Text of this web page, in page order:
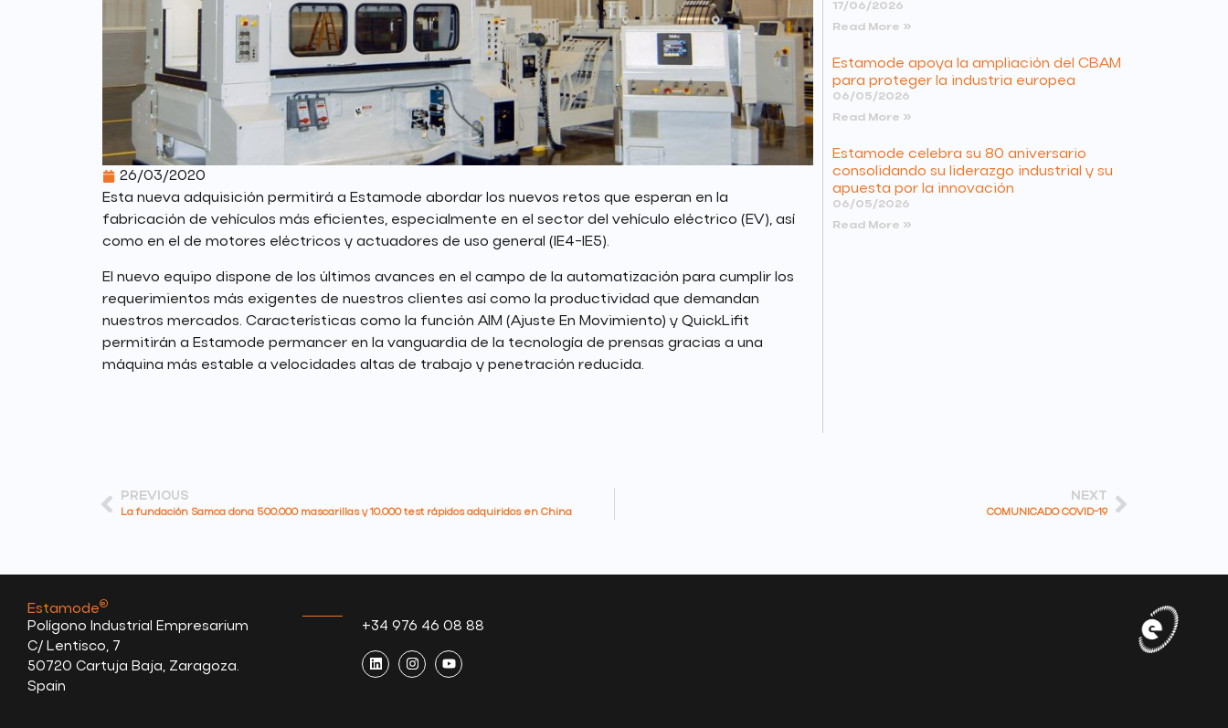
26/03/2020
Esta nueva adquisición permitirá a Estamode abordar los nuevos retos que esperan en la
fabricación de vehículos más eficientes, especialmente en el sector del vehículo eléctrico (EV), así
como en el de motores eléctricos y actuadores de uso general (IE4-IE5).
El nuevo equipo dispone de los últimos avances en el campo de la automatización para cumplir los
requerimientos más exigentes de nuestros clientes así como la productividad que demandan
nuestros mercados. Características como la función AIM (Ajuste En Movimiento) y QuickLifit
permitirán a Estamode permancer en la vanguardia de la tecnología de prensas gracias a una
máquina más estable a velocidades altas de trabajo y penetración reducida.
17/06/2026
Read More »
Estamode apoya la ampliación del CBAM
para proteger la industria europea
06/05/2026
Read More »
Estamode celebra su 80 aniversario
consolidando su liderazgo industrial y su
apuesta por la innovación
06/05/2026
Read More »
PREVIOUS
La fundación Samca dona 500.000 mascarillas y 10.000 test rápidos adquiridos en China
NEXT
COMUNICADO COVID-19
Estamode®
Polígono Industrial Empresarium
C/ Lentisco, 7
50720 Cartuja Baja, Zaragoza.
Spain
+34 976 46 08 88